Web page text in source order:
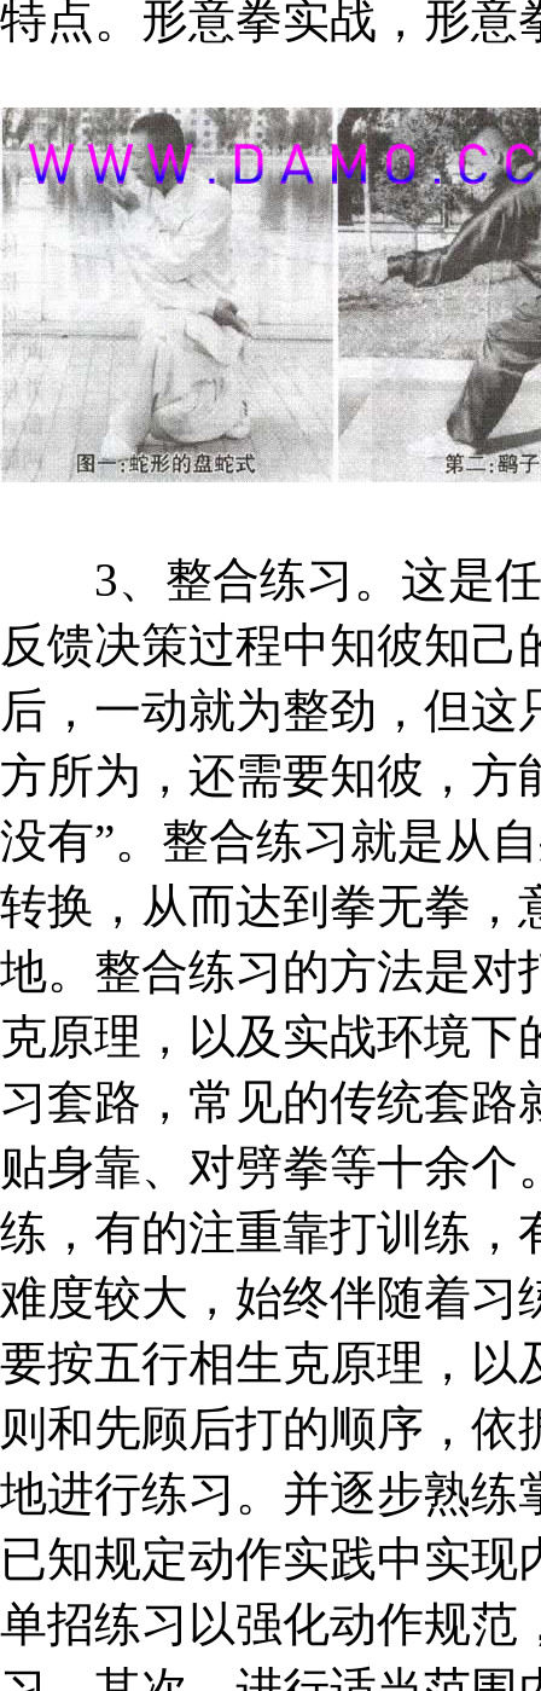
特点。形意拳实战，形意
3、整合练习。这是任
反馈决策过程中知彼知
后，一动就为整劲，但
方所为，还需要知彼，方
没有”。整合练习就是从
转换，从而达到拳无拳，
地。整合练习的方法是对
克原理，以及实战环境
习套路，常见的传统套
贴身靠、对劈拳等十余
练，有的注重靠打训练，
难度较大，始终伴随着习
要按五行相生克原理，以
则和先顾后打的顺序，
地进行练习。并逐步熟练
已知规定动作实践中实
单招练习以强化动作规范